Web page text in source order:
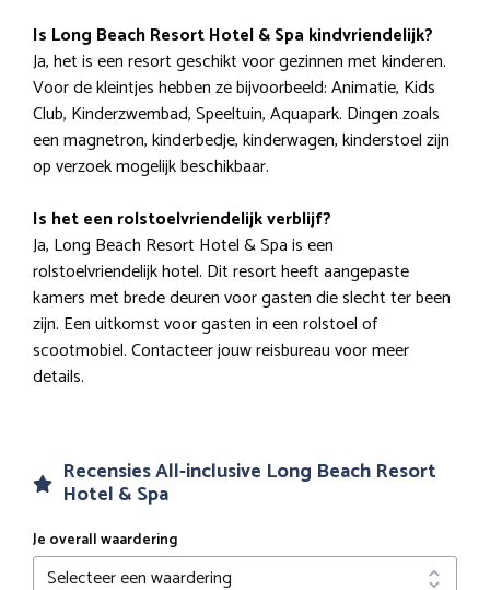
Is Long Beach Resort Hotel & Spa kindvriendelijk?
Ja, het is een resort geschikt voor gezinnen met kinderen.
Voor de kleintjes hebben ze bijvoorbeeld: Animatie, Kids
Club, Kinderzwembad, Speeltuin, Aquapark. Dingen zoals
een magnetron, kinderbedje, kinderwagen, kinderstoel zijn
op verzoek mogelijk beschikbaar.
Is het een rolstoelvriendelijk verblijf?
Ja, Long Beach Resort Hotel & Spa is een
rolstoelvriendelijk hotel. Dit resort heeft aangepaste
kamers met brede deuren voor gasten die slecht ter been
zijn. Een uitkomst voor gasten in een rolstoel of
scootmobiel. Contacteer jouw reisbureau voor meer
details.
Recensies All-inclusive Long Beach Resort
Hotel & Spa
Je overall waardering